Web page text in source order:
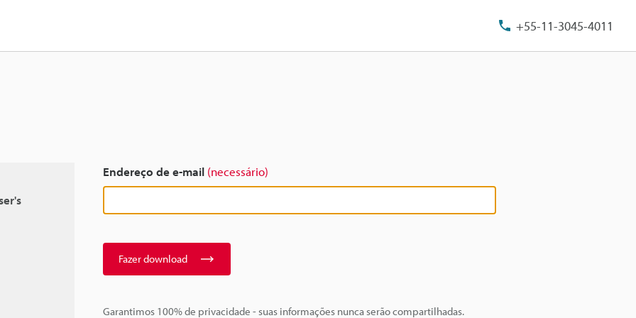
+55-11-3045-4011
Endereço de e-mail (necessário)
Fazer download
Garantimos 100% de privacidade - suas informações nunca serão compartilhadas.